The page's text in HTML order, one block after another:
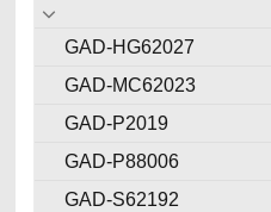
GAD-HG62027
GAD-MC62023
GAD-P2019
GAD-P88006
GAD-S62192